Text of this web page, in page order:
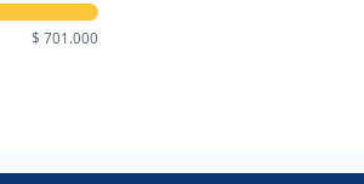
$ 701.000